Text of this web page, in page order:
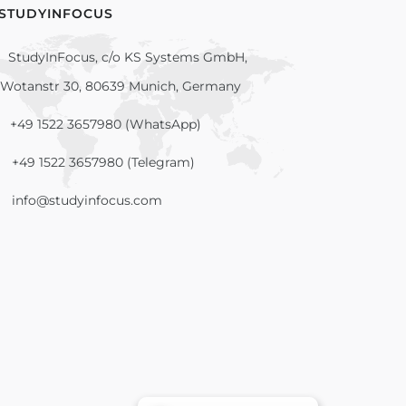
StudyInFocus, c/o KS Systems GmbH,
Wotanstr 30, 80639 Munich, Germany
+49 1522 3657980 (WhatsApp)
+49 1522 3657980 (Telegram)
info@studyinfocus.com